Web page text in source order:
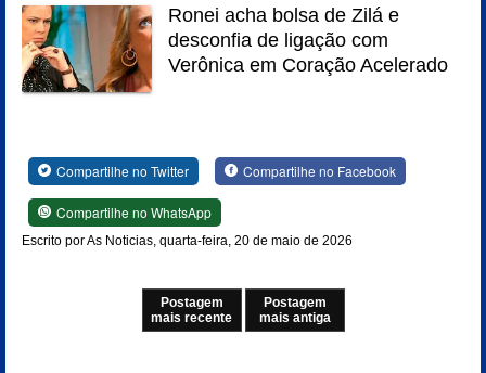
Ronei acha bolsa de Zilá e
desconfia de ligação com
Verônica em Coração Acelerado
Compartilhe no Twitter Compartilhe no Facebook
Compartilhe no WhatsApp
Escrito por As Noticias, quarta-feira, 20 de maio de 2026
Postagem
mais recente
Postagem
mais antiga